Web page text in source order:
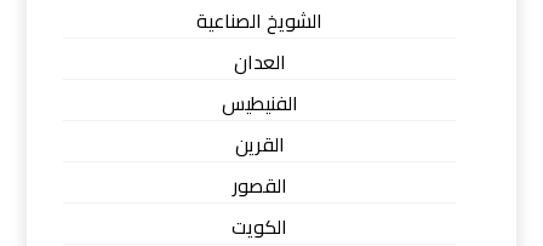
الشويخ الصناعية
العدان
الفنيطيس
القرين
القصور
الكويت